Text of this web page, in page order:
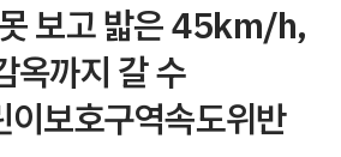
보고 밟은 45km/h,
옥까지 갈 수
보호구역속도위반